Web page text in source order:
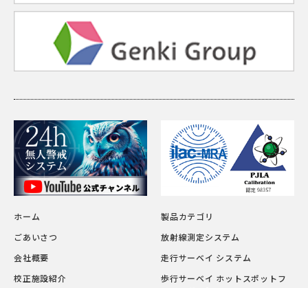
ホーム
ごあいさつ
会社概要
校正施設紹介
製品カテゴリ
放射線測定システム
走行サーベイ システム
歩行サーベイ ホットスポットフ